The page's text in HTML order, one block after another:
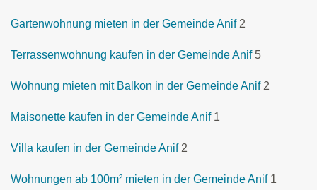
Gartenwohnung mieten in der Gemeinde Anif 2
Terrassenwohnung kaufen in der Gemeinde Anif 5
Wohnung mieten mit Balkon in der Gemeinde Anif 2
Maisonette kaufen in der Gemeinde Anif 1
Villa kaufen in der Gemeinde Anif 2
Wohnungen ab 100m² mieten in der Gemeinde Anif 1